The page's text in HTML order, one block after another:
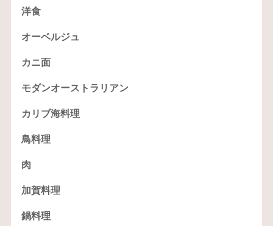
洋食
オーベルジュ
カニ面
モダンオーストラリアン
カリブ海料理
鳥料理
肉
加賀料理
鍋料理